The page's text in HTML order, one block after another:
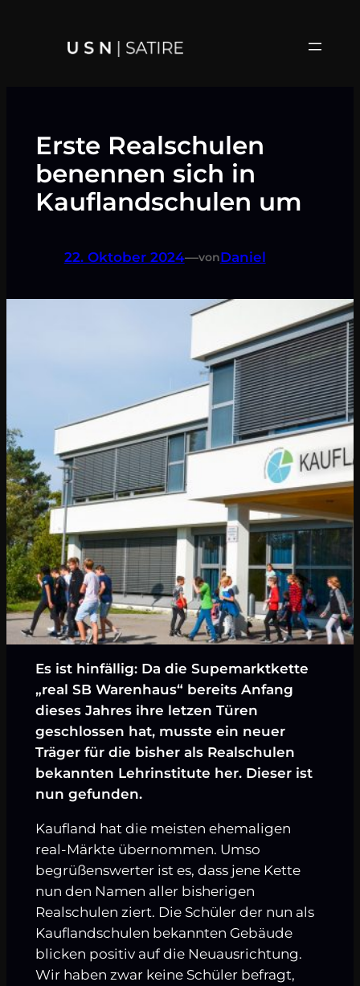
springen
Erste Realschulen
benennen sich in
Kauflandschulen um
22. Oktober 2024—vonDaniel
Es ist hinfällig: Da die Supemarktkette
„real SB Warenhaus“ bereits Anfang
dieses Jahres ihre letzen Türen
geschlossen hat, musste ein neuer
Träger für die bisher als Realschulen
bekannten Lehrinstitute her. Dieser ist
nun gefunden.
Kaufland hat die meisten ehemaligen
real-Märkte übernommen. Umso
begrüßenswerter ist es, dass jene Kette
nun den Namen aller bisherigen
Realschulen ziert. Die Schüler der nun als
Kauflandschulen bekannten Gebäude
blicken positiv auf die Neuausrichtung.
Wir haben zwar keine Schüler befragt,